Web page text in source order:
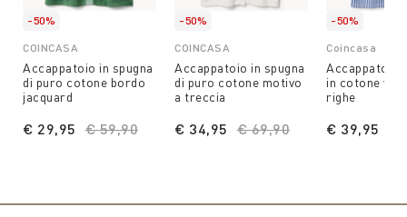
-50%
COINCASA
Accappatoio in spugna
di puro cotone bordo
jacquard
Price reduced from
€ 59,90
€ 29,95
-50%
COINCASA
Accappatoio in spugna
di puro cotone motivo
a treccia
Price reduced from
€ 69,90
€ 34,95
-50%
Coincasa
Accappatoio
in cotone
righe
€ 39,95